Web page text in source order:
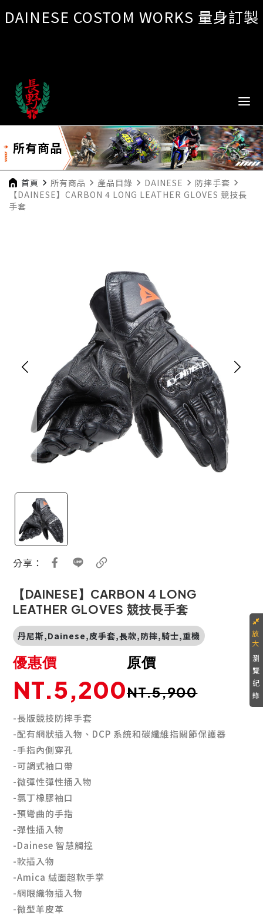
DAINESE COSTOM WORKS 量身訂製
所有商品
首頁 navigate_next 所有商品 navigate_next 產品目錄 navigate_next DAINESE navigate_next 防摔手套 navigate_next
【DAINESE】CARBON 4 LONG LEATHER GLOVES 競技長
手套
分享：
【DAINESE】CARBON 4 LONG
LEATHER GLOVES 競技長手套
丹尼斯,Dainese,皮手套,長款,防摔,騎士,重機
原價
NT.5,900
優惠價
NT.5,200
-長版競技防摔手套
-配有網狀插入物、DCP 系統和碳纖維指關節保護器
-手指內側穿孔
-可調式袖口帶
-微彈性彈性插入物
-氯丁橡膠袖口
-預彎曲的手指
-彈性插入物
-Dainese 智慧觸控
-軟插入物
-Amica 絨面超軟手掌
-網眼織物插入物
-微型羊皮革
瀏
覽
紀
錄